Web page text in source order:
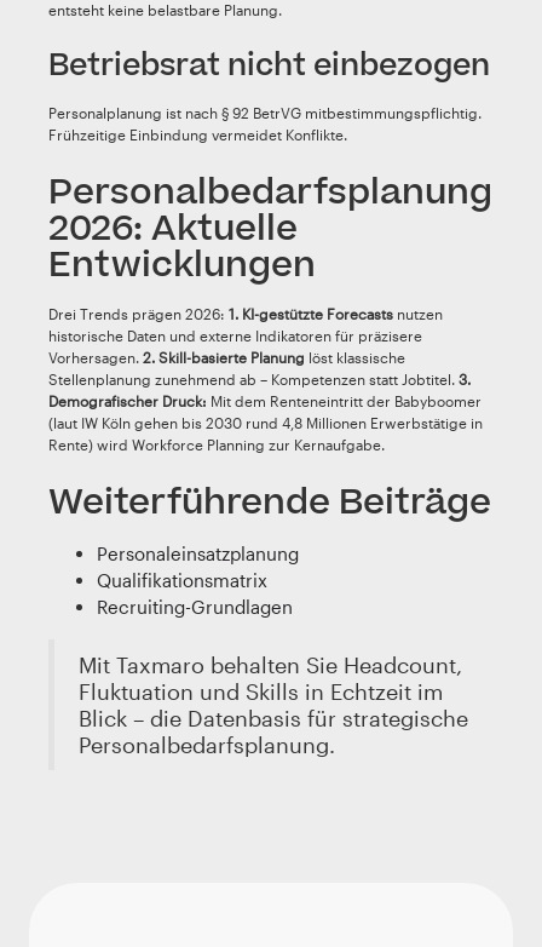
entsteht keine belastbare Planung.
Betriebsrat nicht einbezogen
Personalplanung ist nach § 92 BetrVG mitbestimmungspflichtig.
Frühzeitige Einbindung vermeidet Konflikte.
Personalbedarfsplanung
2026: Aktuelle
Entwicklungen
Drei Trends prägen 2026: 1. KI-gestützte Forecasts nutzen
historische Daten und externe Indikatoren für präzisere
Vorhersagen. 2. Skill-basierte Planung löst klassische
Stellenplanung zunehmend ab – Kompetenzen statt Jobtitel. 3.
Demografischer Druck: Mit dem Renteneintritt der Babyboomer
(laut IW Köln gehen bis 2030 rund 4,8 Millionen Erwerbstätige in
Rente) wird Workforce Planning zur Kernaufgabe.
Weiterführende Beiträge
Personaleinsatzplanung
Qualifikationsmatrix
Recruiting-Grundlagen
Mit Taxmaro behalten Sie Headcount,
Fluktuation und Skills in Echtzeit im
Blick – die Datenbasis für strategische
Personalbedarfsplanung.